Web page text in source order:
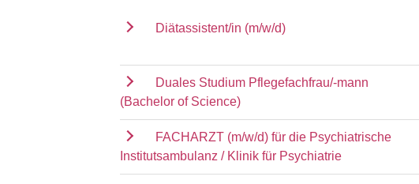
Diätassistent/in (m/w/d)
Duales Studium Pflegefachfrau/-mann
(Bachelor of Science)
FACHARZT (m/w/d) für die Psychiatrische
Institutsambulanz / Klinik für Psychiatrie